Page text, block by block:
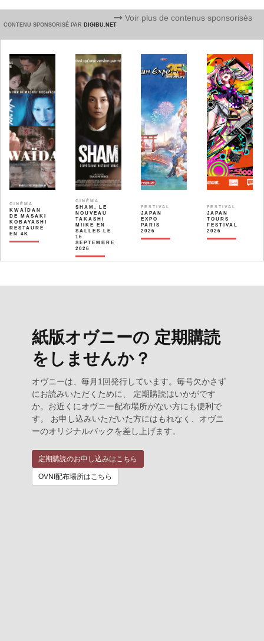
CONTENU SPONSORISÉ PAR DIGIBU.NET
Voir plus de contenus sponsorisés
CINÉMA
KWAÏDAN
DE MASAKI
KOBAYASHI
RESTAURÉ
EN 4K
CINÉMA
SHAM, LE
NOUVEAU
TAKASHI
MIIKE EN
SALLES LE
16
SEPTEMBRE
2026
FESTIVAL
JAPAN
EXPO
PARIS
2026
FESTIVAL
JAPAN
TOURS
FESTIVAL
2026
紙版オヴニーの 定期購読
をしませんか？
オヴニーは、毎月1回発行しています。毎号欠かさず
にお読みいただくために、 定期購読はいかがです
か。お近くにオヴニー配布場所がない方にも便利で
す。 お申し込みいただいた方にはもれなく、オヴニ
ーのオリジナルバックを差し上げます。
定期購読のお申し込みはこちら
OVNI配布場所はこちら